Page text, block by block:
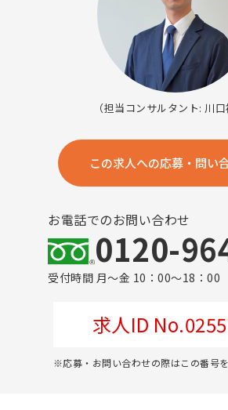
（担当コンサルタント: 川口
この求人への応募・問い
お電話でのお問い合わせ
0120-
受付時間 月～金 10：00～18：00
求人ID
※応募・お問い合わせの際はこの番号